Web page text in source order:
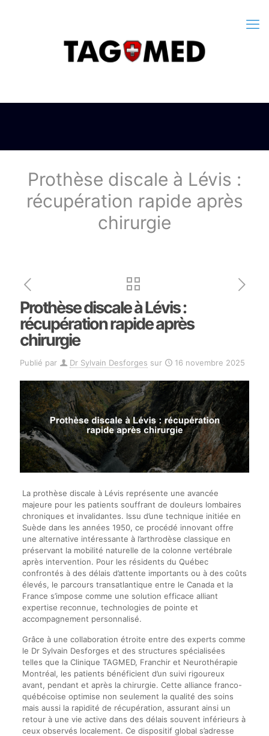
Prothèse discale à Lévis :
récupération rapide après
chirurgie
Prothèse discale à Lévis :
récupération rapide après
chirurgie
Publié par Dr Sylvain Desforges sur 16 novembre 2025
La prothèse discale à Lévis représente une avancée
majeure pour les patients souffrant de douleurs lombaires
chroniques et invalidantes. Issu d’une technique initiée en
Suède dans les années 1950, ce procédé innovant offre
une alternative intéressante à l’arthrodèse classique en
préservant la mobilité naturelle de la colonne vertébrale
après intervention. Pour les résidents du Québec
confrontés à des délais d’attente importants ou à des coûts
élevés, le parcours transatlantique entre le Canada et la
France s’impose comme une solution efficace alliant
expertise reconnue, technologies de pointe et
accompagnement personnalisé.
Grâce à une collaboration étroite entre des experts comme
le Dr Sylvain Desforges et des structures spécialisées
telles que la Clinique TAGMED, Franchir et Neurothérapie
Montréal, les patients bénéficient d’un suivi rigoureux
avant, pendant et après la chirurgie. Cette alliance franco-
québécoise optimise non seulement la qualité des soins
mais aussi la rapidité de récupération, assurant ainsi un
retour à une vie active dans des délais souvent inférieurs à
ceux observés localement. Ce dispositif global s’adresse